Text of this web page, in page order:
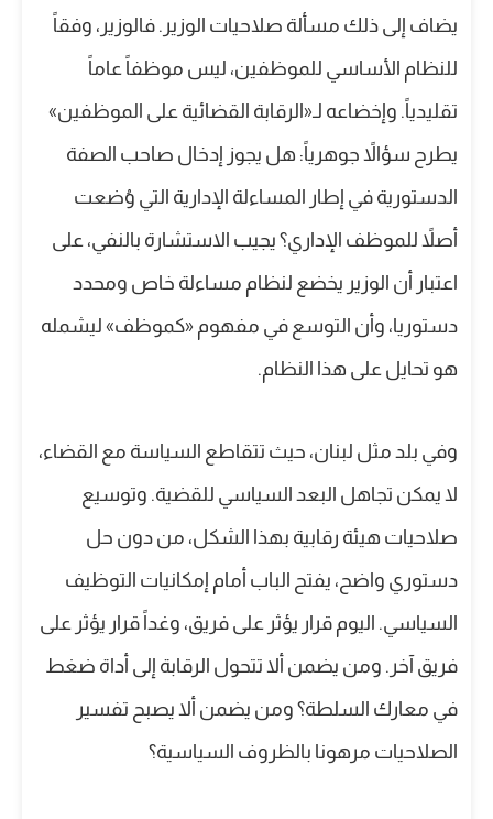
يضاف إلى ذلك مسألة صلاحيات الوزير. فالوزير، وفقاً
للنظام الأساسي للموظفين، ليس موظفاً عاماً
تقليدياً. وإخضاعه لـ«الرقابة القضائية على الموظفين»
يطرح سؤالاً جوهرياً: هل يجوز إدخال صاحب الصفة
الدستورية في إطار المساءلة الإدارية التي وُضعت
أصلاً للموظف الإداري؟ يجيب الاستشارة بالنفي، على
اعتبار أن الوزير يخضع لنظام مساءلة خاص ومحدد
دستوريا، وأن التوسع في مفهوم «كموظف» ليشمله
هو تحايل على هذا النظام.
وفي بلد مثل لبنان، حيث تتقاطع السياسة مع القضاء،
لا يمكن تجاهل البعد السياسي للقضية. وتوسيع
صلاحيات هيئة رقابية بهذا الشكل، من دون حل
دستوري واضح، يفتح الباب أمام إمكانيات التوظيف
السياسي. اليوم قرار يؤثر على فريق، وغداً قرار يؤثر على
فريق آخر. ومن يضمن ألا تتحول الرقابة إلى أداة ضغط
في معارك السلطة؟ ومن يضمن ألا يصبح تفسير
الصلاحيات مرهونا بالظروف السياسية؟